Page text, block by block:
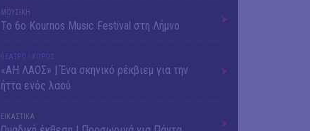
ΜΟΥΣΙΚΗ
Το 6ο Kournos Music Festival στη Λήμνο
ΘΕΑΤΡΟ / ΧΟΡΟΣ
«ΑΗ ΛΑΟΣ» | Ένα σκηνικό ρέκβιεμ για την
ήττα ενός λαού
ΕΙΚΑΣΤΙΚΑ